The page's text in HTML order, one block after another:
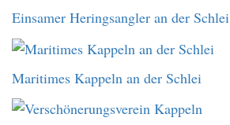
Einsamer Heringsangler an der Schlei
Maritimes Kappeln an der Schlei